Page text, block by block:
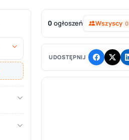
0 ogłoszeń Wszyscy 0
UDOSTĘPNIJ